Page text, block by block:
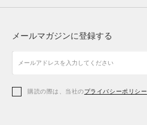
アクセサリー
アクセサリー
シューズ
アクセサリー
シューズ
メールマガジンに登録する
購読の際は、当社のプライバシーポリシー